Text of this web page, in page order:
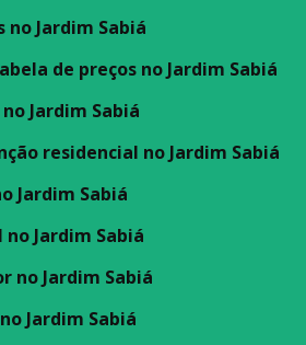
no Jardim Sabiá
de preços no Jardim Sabiá
Jardim Sabiá
residencial no Jardim Sabiá
Jardim Sabiá
Jardim Sabiá
no Jardim Sabiá
Jardim Sabiá